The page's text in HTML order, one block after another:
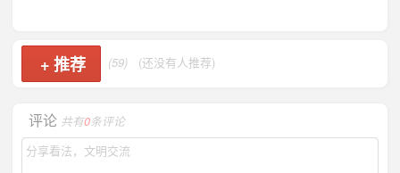
+推荐 (59) (还没有人推荐)
评论 共有0条评论